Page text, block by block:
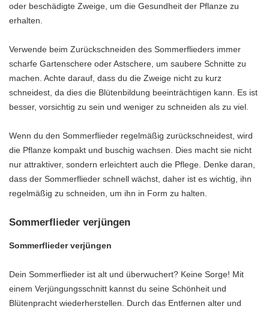
oder beschädigte Zweige, um die Gesundheit der Pflanze zu
erhalten.
Verwende beim Zurückschneiden des Sommerflieders immer
scharfe Gartenschere oder Astschere, um saubere Schnitte zu
machen. Achte darauf, dass du die Zweige nicht zu kurz
schneidest, da dies die Blütenbildung beeinträchtigen kann. Es ist
besser, vorsichtig zu sein und weniger zu schneiden als zu viel.
Wenn du den Sommerflieder regelmäßig zurückschneidest, wird
die Pflanze kompakt und buschig wachsen. Dies macht sie nicht
nur attraktiver, sondern erleichtert auch die Pflege. Denke daran,
dass der Sommerflieder schnell wächst, daher ist es wichtig, ihn
regelmäßig zu schneiden, um ihn in Form zu halten.
Sommerflieder verjüngen
Sommerflieder verjüngen
Dein Sommerflieder ist alt und überwuchert? Keine Sorge! Mit
einem Verjüngungsschnitt kannst du seine Schönheit und
Blütenpracht wiederherstellen. Durch das Entfernen alter und